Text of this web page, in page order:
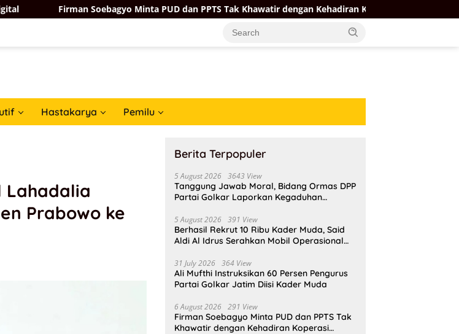
Soebagyo Minta PUD dan PPTS Tak Khawatir dengan Kehadiran Koperasi Merah Putih
Hastakarya Pemilu
Lahadalia
Prabowo ke
Berita Terpopuler
5 August 2026 3643 View
Tanggung Jawab Moral, Bidang Ormas DPP
Partai Golkar Laporkan Kegaduhan
5 August 2026 391 View
Berhasil Rekrut 10 Ribu Kader Muda, Said
Aldi Al Idrus Serahkan Mobil Operasional
31 July 2026 364 View
Ali Mufthi Instruksikan 60 Persen Pengurus
Partai Golkar Jatim Diisi Kader Muda
6 August 2026 291 View
Firman Soebagyo Minta PUD dan PPTS Tak
Khawatir dengan Kehadiran Koperasi